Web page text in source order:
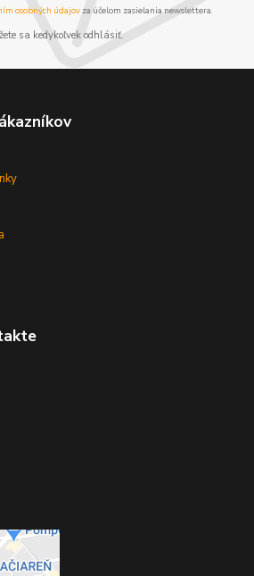
osobných údajov za účelom zasielania newslettera.
sa kedykoľvek odhlásiť.